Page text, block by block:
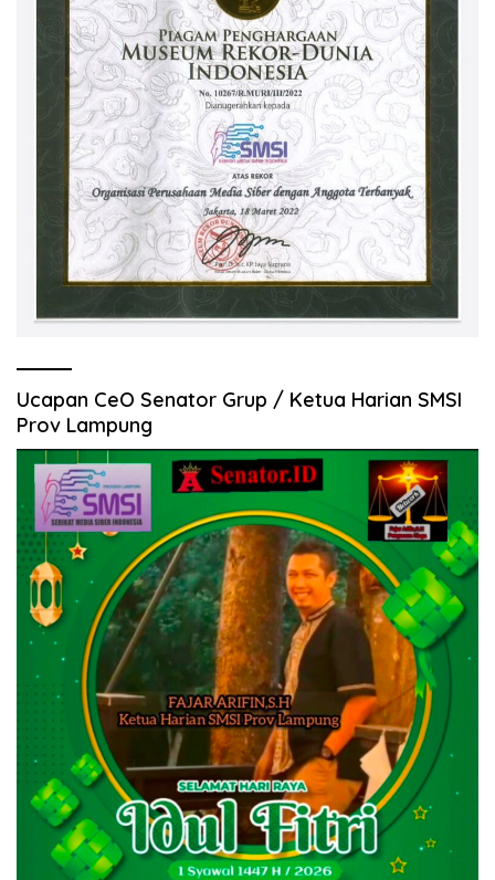
Ucapan CeO Senator Grup / Ketua Harian SMSI
Prov Lampung